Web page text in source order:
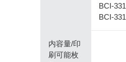
BCI-
BCI-
内容量/印
刷可能枚